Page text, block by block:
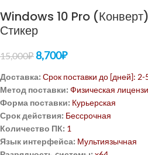
Windows 10 Pro
Стикер
15,000₽8,700₽
Доставка: Срок поставки до [дней]: 2-
Метод поставки: Физическая
Форма поставки: Курьерская
Срок действия: Бессрочная
Количество ПК: 1
Язык интерфейса: Мультиязычная